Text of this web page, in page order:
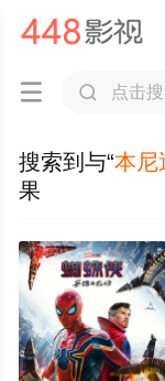
 
搜索到与“本尼
果